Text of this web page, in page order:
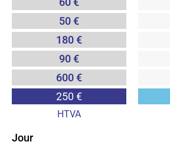
50 €
180 €
90 €
600 €
250 €
HTVA
Jour